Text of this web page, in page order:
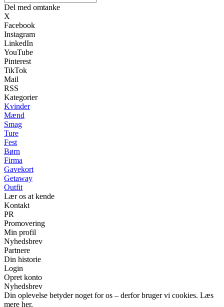
Del med omtanke
X
Facebook
Instagram
LinkedIn
YouTube
Pinterest
TikTok
Mail
RSS
Kategorier
Kvinder
Mænd
Smag
Ture
Fest
Børn
Firma
Gavekort
Getaway
Outfit
Lær os at kende
Kontakt
PR
Promovering
Min profil
Nyhedsbrev
Partnere
Din historie
Login
Opret konto
Nyhedsbrev
Din oplevelse betyder noget for os – derfor bruger vi cookies. Læs
mere her.